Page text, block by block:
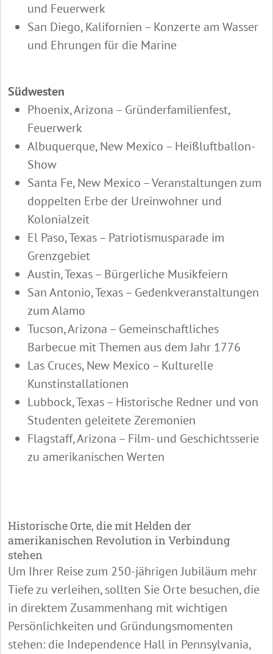
und Feuerwerk
San Diego, Kalifornien – Konzerte am Wasser
und Ehrungen für die Marine
Südwesten
Phoenix, Arizona – Gründerfamilienfest,
Feuerwerk
Albuquerque, New Mexico – Heißluftballon-
Show
Santa Fe, New Mexico – Veranstaltungen zum
doppelten Erbe der Ureinwohner und
Kolonialzeit
El Paso, Texas – Patriotismusparade im
Grenzgebiet
Austin, Texas – Bürgerliche Musikfeiern
San Antonio, Texas – Gedenkveranstaltungen
zum Alamo
Tucson, Arizona – Gemeinschaftliches
Barbecue mit Themen aus dem Jahr 1776
Las Cruces, New Mexico – Kulturelle
Kunstinstallationen
Lubbock, Texas – Historische Redner und von
Studenten geleitete Zeremonien
Flagstaff, Arizona – Film- und Geschichtsserie
zu amerikanischen Werten
Historische Orte, die mit Helden der
amerikanischen Revolution in Verbindung
stehen
Um Ihrer Reise zum 250-jährigen Jubiläum mehr
Tiefe zu verleihen, sollten Sie Orte besuchen, die
in direktem Zusammenhang mit wichtigen
Persönlichkeiten und Gründungsmomenten
stehen: die Independence Hall in Pennsylvania,